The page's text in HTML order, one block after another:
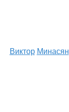
Виктор Минасян